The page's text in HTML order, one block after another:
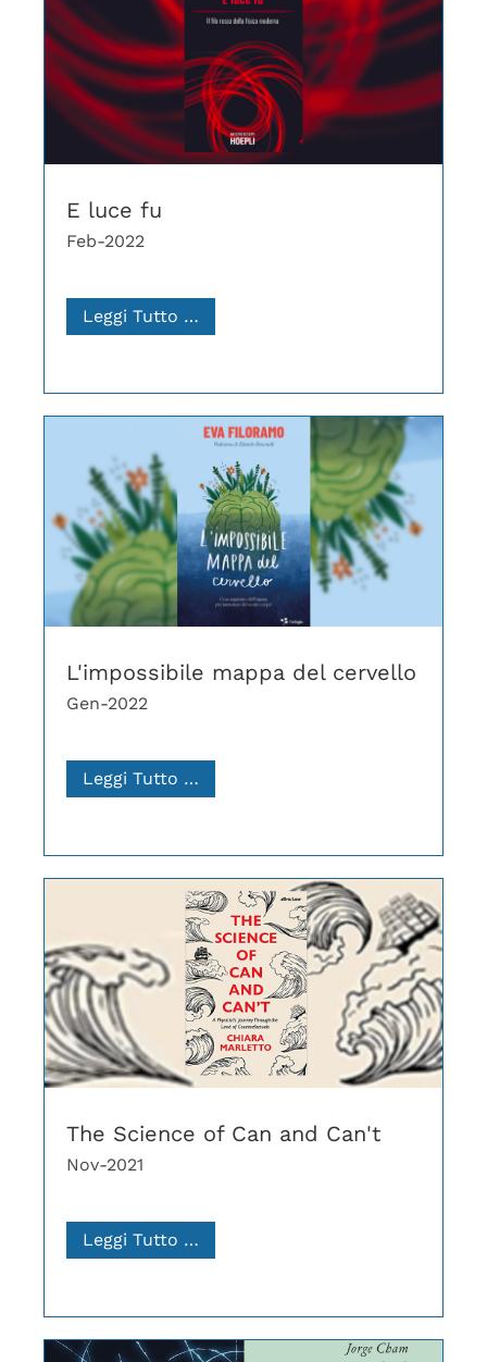
E luce fu
Feb-2022
Leggi Tutto …
L'impossibile mappa del cervello
Gen-2022
Leggi Tutto …
The Science of Can and Can't
Nov-2021
Leggi Tutto …